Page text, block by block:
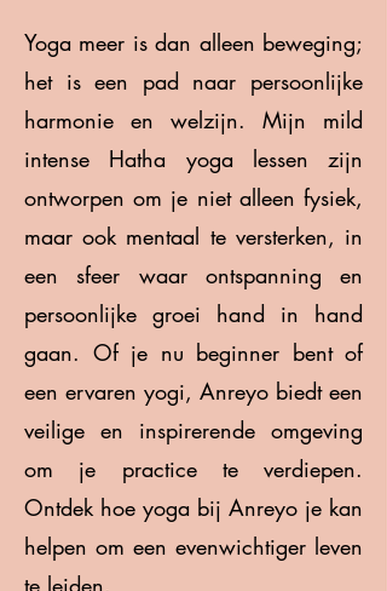
Yoga meer is dan alleen beweging;
het is een pad naar persoonlijke
harmonie en welzijn. Mijn mild
intense Hatha yoga lessen zijn
ontworpen om je niet alleen fysiek,
maar ook mentaal te versterken, in
een sfeer waar ontspanning en
persoonlijke groei hand in hand
gaan. Of je nu beginner bent of
een ervaren yogi, Anreyo biedt een
veilige en inspirerende omgeving
om je practice te verdiepen.
Ontdek hoe yoga bij Anreyo je kan
helpen om een evenwichtiger leven
te leiden.